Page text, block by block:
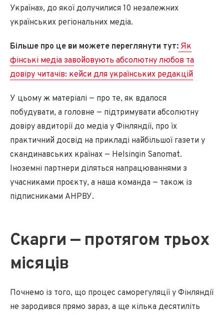
Україна», до якої долучилися 10 незалежних
українських регіональних медіа.
Більше про це ви можете переглянути тут: Як
фінські медіа завойовують абсолютну любов та
довіру читачів: кейси для українських редакцій
У цьому ж матеріалі — про те, як вдалося
побудувати, а головне — підтримувати абсолютну
довіру авдиторії до медіа у Фінляндії, про їх
практичний досвід на прикладі найбільшої газети у
скандинавських країнах — Helsingin Sanomat.
Іноземні партнери діляться напрацюваннями з
учасниками проєкту, а наша команда — також із
підписниками АНРВУ.
Скарги — протягом трьох
місяців
Почнемо із того, що процес саморегуляції у Фінляндії
не зародився прямо зараз, а ще кілька десятиліть